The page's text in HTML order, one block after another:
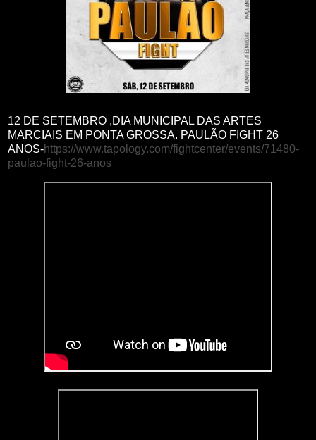
12 DE SETEMBRO ,DIA MUNICIPAL DAS ARTES
MARCIAIS EM PONTA GROSSA. PAULÃO FIGHT 26
ANOS-https://www.tapology.com/fightcenter/events/71480-
paulao-fight-26-anos